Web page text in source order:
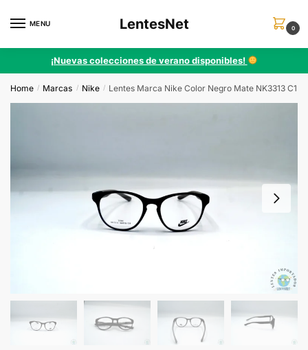
MENU LentesNet 0
¡Nuevas colecciones de verano disponibles!
Home / Marcas / Nike / Lentes Marca Nike Color Negro Mate NK3313 C1